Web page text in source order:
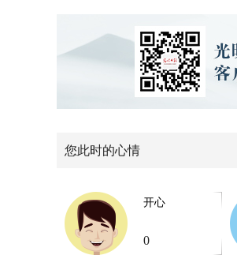
您此时的心情
开心
0